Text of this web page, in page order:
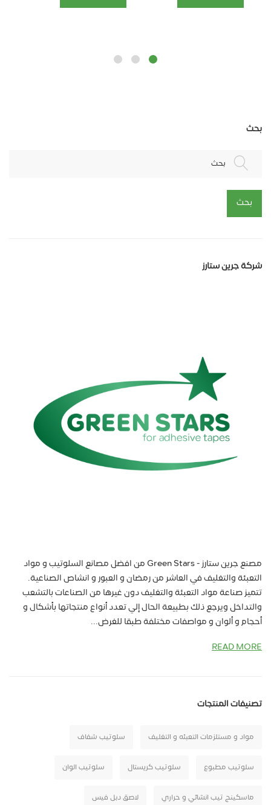
بحث
بحث
بحث
شركة جرين ستارز
مصنع جرين ستارز - Green Stars من افضل مصانع السلوتيب و مواد
التعبئة والتغليف في العاشر من رمضان و العبور و انشاص الصناعية.
تتميز صناعة مواد التعبئة والتغليف دون غيرها من الصناعات بالتشعب
والتداخل ويرجع ذلك بطبيعة الحال إلي تعدد أنواع منتجاتها بأشكال و
أحجام و ألوان و مواصفات مختلفة طبقا للغرض...
READ MORE
تصنيفات المنتجات
مواد و مستلزمات التعبئه و التغليف سلوتيب شفاف
سلوتيب مطبوع سلوتيب كريستال سلوتيب الوان
ماسكينج تيب انشائي و حراري لاصق دبل فيس